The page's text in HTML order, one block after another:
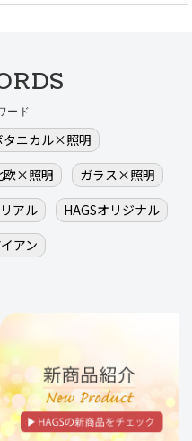
ード
タニカル×照明
欧×照明
ガラス×照明
アル
HAGSオリジナル
アン